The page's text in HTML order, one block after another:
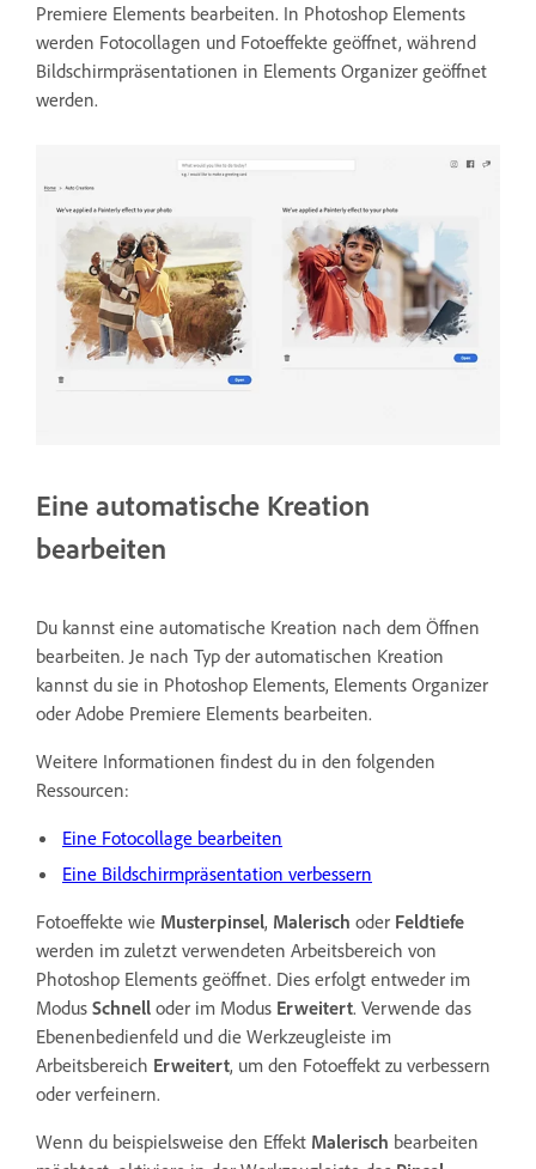
Premiere Elements bearbeiten. In Photoshop Elements
werden Fotocollagen und Fotoeffekte geöffnet, während
Bildschirmpräsentationen in Elements Organizer geöffnet
werden.
Eine automatische Kreation
bearbeiten
Du kannst eine automatische Kreation nach dem Öffnen
bearbeiten. Je nach Typ der automatischen Kreation
kannst du sie in Photoshop Elements, Elements Organizer
oder Adobe Premiere Elements bearbeiten.
Weitere Informationen findest du in den folgenden
Ressourcen:
Eine Fotocollage bearbeiten
Eine Bildschirmpräsentation verbessern
Fotoeffekte wie Musterpinsel, Malerisch oder Feldtiefe
werden im zuletzt verwendeten Arbeitsbereich von
Photoshop Elements geöffnet. Dies erfolgt entweder im
Modus Schnell oder im Modus Erweitert. Verwende das
Ebenenbedienfeld und die Werkzeugleiste im
Arbeitsbereich Erweitert, um den Fotoeffekt zu verbessern
oder verfeinern.
Wenn du beispielsweise den Effekt Malerisch bearbeiten